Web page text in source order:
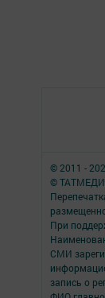
© 2011 -
©
При
СМИ
запись о